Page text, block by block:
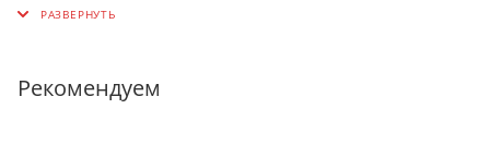
Рекомендуем